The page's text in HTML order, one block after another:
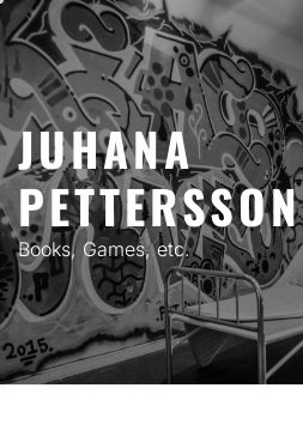
Skip
to
content
JUHANA
PETTERSSON
Books, Games, etc.